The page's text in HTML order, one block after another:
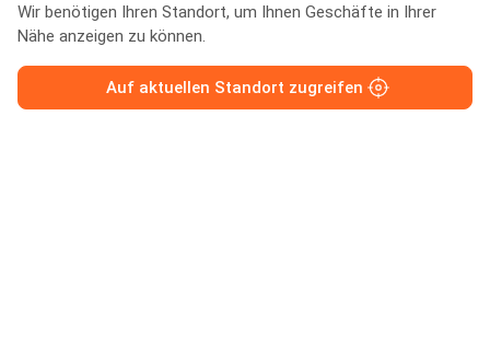
Wir benötigen Ihren Standort, um Ihnen Geschäfte in Ihrer
Nähe anzeigen zu können.
Auf aktuellen Standort zugreifen